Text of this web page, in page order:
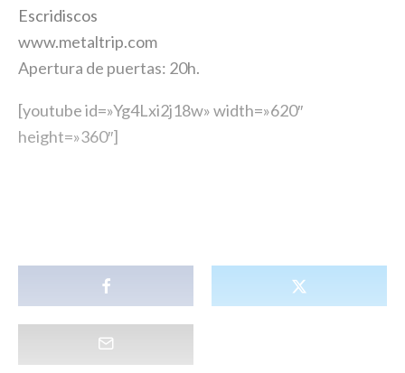
Escridiscos
www.metaltrip.com
Apertura de puertas: 20h.
[youtube id=»Yg4Lxi2j18w» width=»620″
height=»360″]